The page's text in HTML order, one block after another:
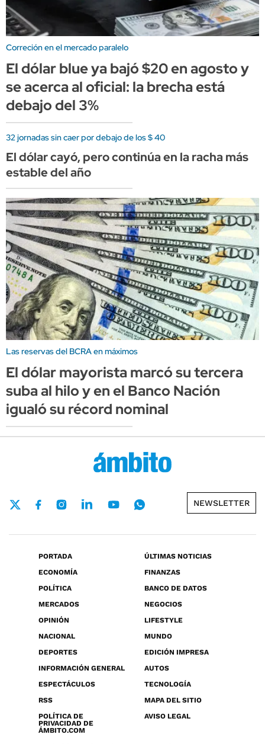
Correción en el mercado paralelo
El dólar blue ya bajó $20 en agosto y
se acerca al oficial: la brecha está
debajo del 3%
32 jornadas sin caer por debajo de los $ 40
El dólar cayó, pero continúa en la racha más
estable del año
Las reservas del BCRA en máximos
El dólar mayorista marcó su tercera
suba al hilo y en el Banco Nación
igualó su récord nominal
NEWSLETTER
PORTADA
ÚLTIMAS NOTICIAS
ECONOMÍA
FINANZAS
POLÍTICA
BANCO DE DATOS
MERCADOS
NEGOCIOS
OPINIÓN
LIFESTYLE
NACIONAL
MUNDO
DEPORTES
EDICIÓN IMPRESA
INFORMACIÓN GENERAL
AUTOS
ESPECTÁCULOS
TECNOLOGÍA
RSS
MAPA DEL SITIO
POLÍTICA DE
PRIVACIDAD DE
ÁMBITO.COM
AVISO LEGAL